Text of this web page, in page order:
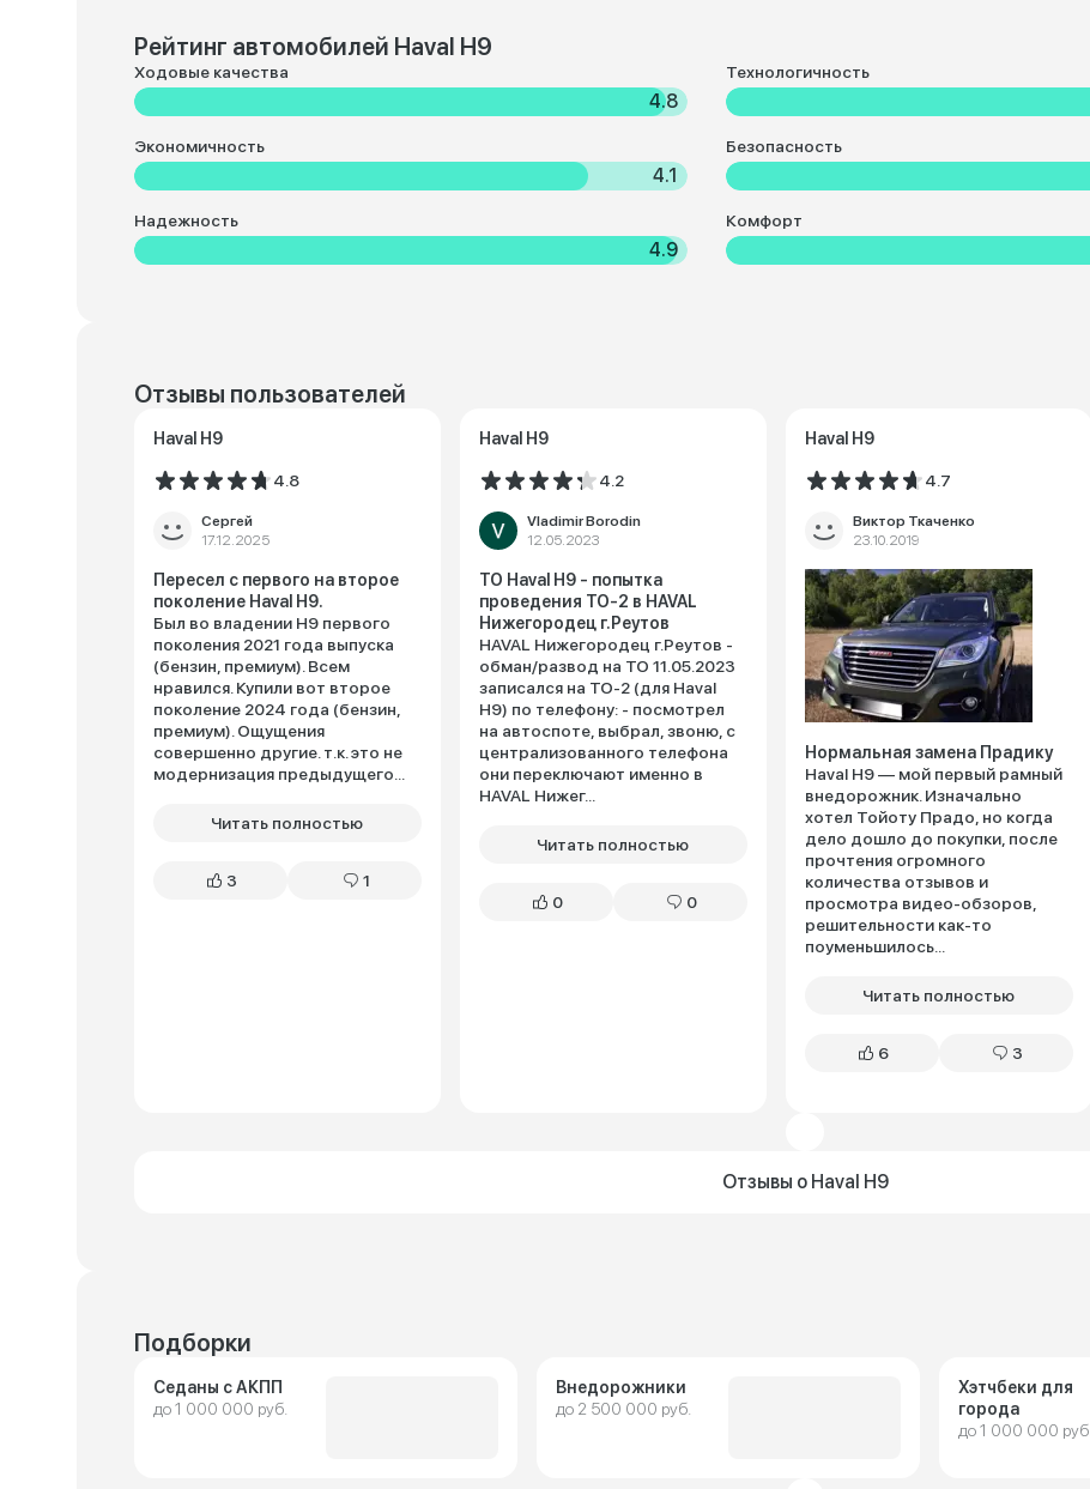
Рейтинг автомобилей Haval H9
Ходовые качества
4.8
Технологичность
Экономичность
4.1
Безопасность
Надежность
4.9
Комфорт
Отзывы пользователей
Haval H9
4.8
Сергей
17.12.2025
Пересел с первого на второе
поколение Haval H9.
Был во владении Н9 первого
поколения 2021 года выпуска
(бензин, премиум). Всем
нравился. Купили вот второе
поколение 2024 года (бензин,
премиум). Ощущения
совершенно другие. т.к. это не
модернизация предыдущего...
Читать полностью
3 1
Haval H9
4.2
Vladimir Borodin
12.05.2023
ТО Haval H9 - попытка
проведения ТО-2 в HAVAL
Нижегородец г.Реутов
HAVAL Нижегородец г.Реутов -
обман/развод на ТО 11.05.2023
записался на ТО-2 (для Haval
H9) по телефону: - посмотрел
на автоспоте, выбрал, звоню, с
централизованного телефона
они переключают именно в
HAVAL Нижег...
Читать полностью
0 0
Haval H9
4.7
Виктор Ткаченко
23.10.2019
Нормальная замена Прадику
Haval H9 — мой первый рамный
внедорожник. Изначально
хотел Тойоту Прадо, но когда
дело дошло до покупки, после
прочтения огромного
количества отзывов и
просмотра видео-обзоров,
решительности как-то
поуменьшилось...
Читать полностью
6 3
Отзывы о Haval H9
Подборки
Седаны с АКПП
до 1 000 000 руб.
Внедорожники
до 2 500 000 руб.
Хэтчбеки для
города
до 1 000 000 руб.